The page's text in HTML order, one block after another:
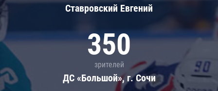
Ставровский Евгений
350
зрителей
ДС «Большой», г. Сочи